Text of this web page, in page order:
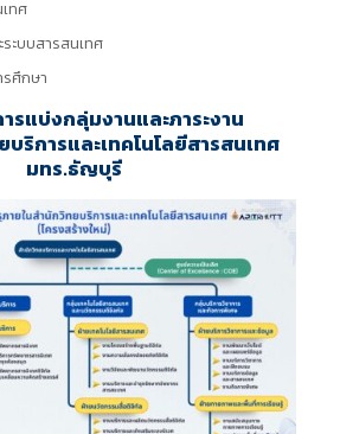
ทศ
ะบบสารสนเทศ
ศึกษา
รแบ่งกลุ่มงานและภาระงาน
ริการและเทคโนโลยีสารสนเทศ
มทร.ธัญบุรี